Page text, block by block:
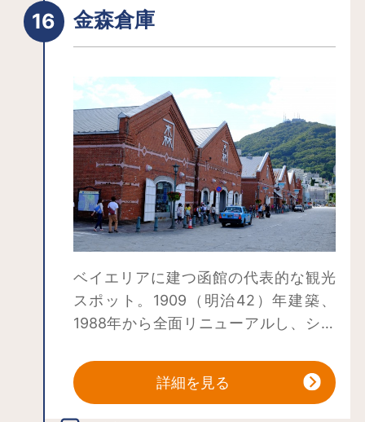
経て明治新政府へ引き継がれるまで、
蝦夷地における政治的中心地として重
元（1868）年10月、榎本武揚率いる旧
幕府脱走軍により占拠され、箱館戦争
の舞台となった後は役所としての機能
を失い、明治４（1871）年には旧箱館
奉行所庁舎および付属棟などの関係施
設も大半が解体されることとなりまし
た。
明治３０年まで明治政府陸軍省の所管
園」として一般開放され、昭和27年に
は「五稜郭跡」の名称で特別史跡とし
て国の指定を受け、以後国民的遺産と
時期の約1,600本のサクラは、函館公園
とともに桜の名所となっています。
金森倉庫
ベイエリアに建つ函館の代表的な観光
スポット。1909（明治42）年建築、
1988年から全面リニューアルし、ショ
トホールなどとして営業。港町の岸壁
に建ち並ぶ赤レンガ倉庫は、横浜や神
戸、長崎など各地に点在し、どこかロ
詳細を見る